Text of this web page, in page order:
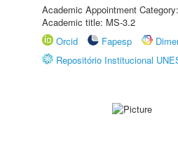
Academic Appointment
Academic title: MS-3.2
Orcid
Fapesp
Repositório Institucional